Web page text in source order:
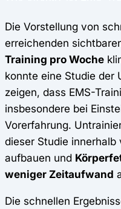
Die Vorstellung von
erreichenden
Training pro Woche
konnte eine Studie der
zeigen, dass EMS-
insbesondere bei
Vorerfahrung.
dieser Studie innerhalb
aufbauen und
weniger Zeitaufwand
Die schnellen